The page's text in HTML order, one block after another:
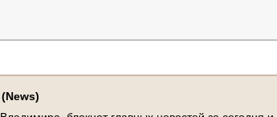
(News)